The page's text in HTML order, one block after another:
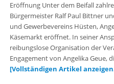
Eröffnung Unter dem Beifall
Bürgermeister Ralf Paul Bittner
und Gewerbevereins Hüsten,
Käsemarkt eröffnet. In seiner
reibungslose Organisation der
Engagement von Angelika Geue,
[Vollständigen Artikel